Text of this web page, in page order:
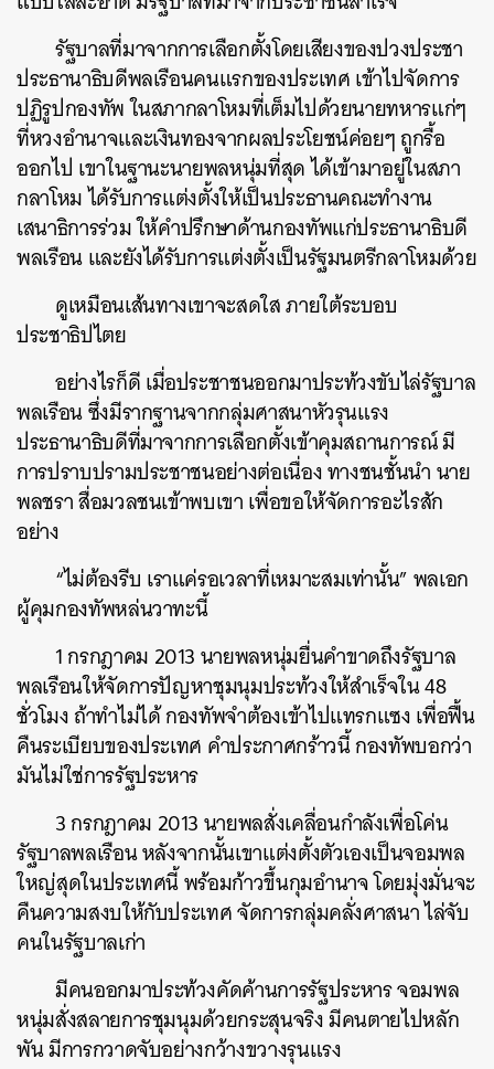
รัฐบาลที่มาจากการเลือกตั้งโดยเสียงของปวงประชา
ประธานาธิบดีพลเรือนคนแรกของประเทศ เข้าไปจัดการ
ปฏิรูปกองทัพ ในสภากลาโหมที่เต็มไปด้วยนายทหารแก่ๆ
ที่หวงอำนาจและเงินทองจากผลประโยชน์ค่อยๆ ถูกรื้อ
ออกไป เขาในฐานะนายพลหนุ่มที่สุด ได้เข้ามาอยู่ในสภา
กลาโหม ได้รับการแต่งตั้งให้เป็นประธานคณะทำงาน
เสนาธิการร่วม ให้คำปรึกษาด้านกองทัพแก่ประธานาธิบดี
พลเรือน และยังได้รับการแต่งตั้งเป็นรัฐมนตรีกลาโหมด้วย
ดูเหมือนเส้นทางเขาจะสดใส ภายใต้ระบอบ
ประชาธิปไตย
อย่างไรก็ดี เมื่อประชาชนออกมาประท้วงขับไล่รัฐบาล
พลเรือน ซึ่งมีรากฐานจากกลุ่มศาสนาหัวรุนแรง
ประธานาธิบดีที่มาจากการเลือกตั้งเข้าคุมสถานการณ์ มี
การปราบปรามประชาชนอย่างต่อเนื่อง ทางชนชั้นนำ นาย
พลชรา สื่อมวลชนเข้าพบเขา เพื่อขอให้จัดการอะไรสัก
อย่าง
“ไม่ต้องรีบ เราแค่รอเวลาที่เหมาะสมเท่านั้น” พลเอก
ผู้คุมกองทัพหล่นวาทะนี้
1 กรกฎาคม 2013 นายพลหนุ่มยื่นคำขาดถึงรัฐบาล
พลเรือนให้จัดการปัญหาชุมนุมประท้วงให้สำเร็จใน 48
ชั่วโมง ถ้าทำไม่ได้ กองทัพจำต้องเข้าไปแทรกแซง เพื่อฟื้น
คืนระเบียบของประเทศ คำประกาศกร้าวนี้ กองทัพบอกว่า
มันไม่ใช่การรัฐประหาร
3 กรกฎาคม 2013 นายพลสั่งเคลื่อนกำลังเพื่อโค่น
รัฐบาลพลเรือน หลังจากนั้นเขาแต่งตั้งตัวเองเป็นจอมพล
ใหญ่สุดในประเทศนี้ พร้อมก้าวขึ้นกุมอำนาจ โดยมุ่งมั่นจะ
คืนความสงบให้กับประเทศ จัดการกลุ่มคลั่งศาสนา ไล่จับ
คนในรัฐบาลเก่า
มีคนออกมาประท้วงคัดค้านการรัฐประหาร จอมพล
หนุ่มสั่งสลายการชุมนุมด้วยกระสุนจริง มีคนตายไปหลัก
พัน มีการกวาดจับอย่างกว้างขวางรุนแรง